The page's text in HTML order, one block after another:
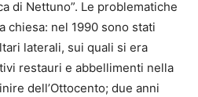
di Nettuno”. Le problematiche
chiesa: nel 1990 sono stati
laterali, sui quali si era
restauri e abbellimenti nella
dell’Ottocento; due anni